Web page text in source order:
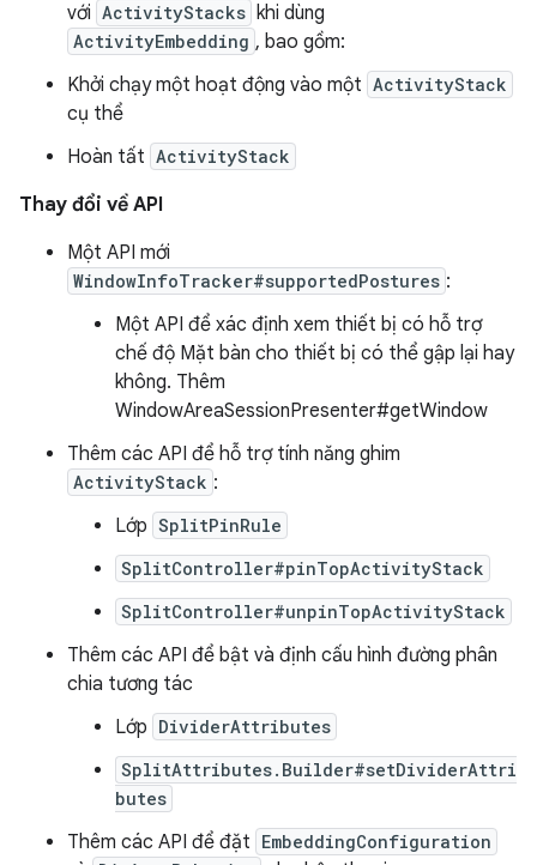
với ActivityStacks khi dùng
ActivityEmbedding , bao gồm:
Khởi chạy một hoạt động vào một ActivityStack
cụ thể
Hoàn tất ActivityStack
Thay đổi về API
Một API mới
WindowInfoTracker#supportedPostures :
Một API để xác định xem thiết bị có hỗ trợ
chế độ Mặt bàn cho thiết bị có thể gập lại hay
không. Thêm
WindowAreaSessionPresenter#getWindow
Thêm các API để hỗ trợ tính năng ghim
ActivityStack :
Lớp SplitPinRule
SplitController#pinTopActivityStack
SplitController#unpinTopActivityStack
Thêm các API để bật và định cấu hình đường phân
chia tương tác
Lớp DividerAttributes
SplitAttributes.Builder#setDividerAttri
butes
Thêm các API để đặt EmbeddingConfiguration